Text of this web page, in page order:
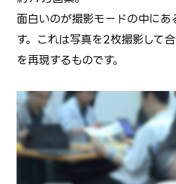
面白いのが撮影モードの中にあ
す。これは写真を2枚撮影して
を再現するものです。